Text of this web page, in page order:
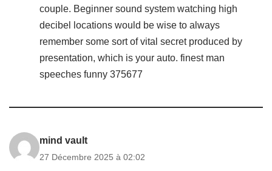
couple. Beginner sound system watching high
decibel locations would be wise to always
remember some sort of vital secret produced by
presentation, which is your auto. finest man
speeches funny 375677
mind vault
27 Décembre 2025 à 02:02